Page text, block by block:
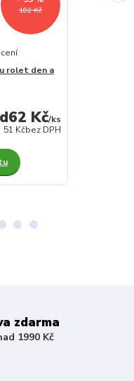
102 Kč
rolet den a
62 Kč/ks
51 Kčbez DPH
zdarma
1990 Kč